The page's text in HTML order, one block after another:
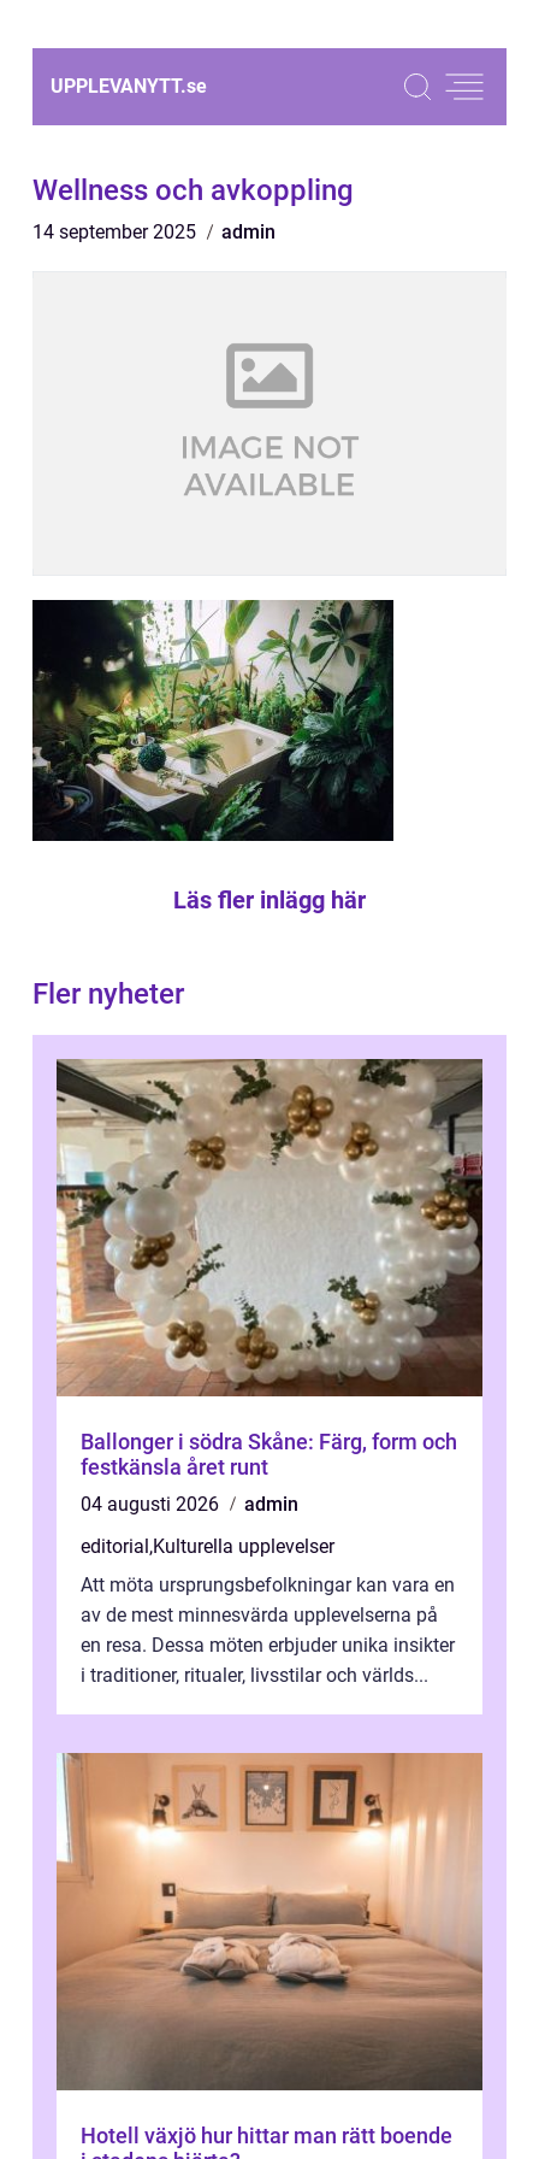
UPPLEVANYTT.se
Wellness och avkoppling
14 september 2025 admin
Läs fler inlägg här
Fler nyheter
Ballonger i södra Skåne: Färg, form och
festkänsla året runt
04 augusti 2026
admin
editorial,Kulturella upplevelser
Att möta ursprungsbefolkningar kan vara en
av de mest minnesvärda upplevelserna på
en resa. Dessa möten erbjuder unika insikter
i traditioner, ritualer, livsstilar och världs...
Hotell växjö hur hittar man rätt boende